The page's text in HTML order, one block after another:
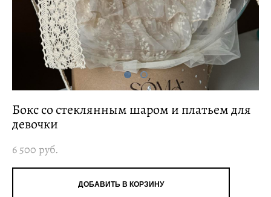
Бокс со стеклянным шаром и платьем для
девочки
6 500 pуб.
ДОБАВИТЬ В КОРЗИНУ